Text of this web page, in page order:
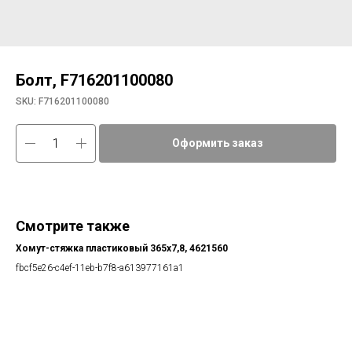
Болт, F716201100080
SKU: F716201100080
Оформить заказ
Смотрите также
Хомут-стяжка пластиковый 365х7,8, 4621560
fbcf5e26-c4ef-11eb-b7f8-a613977161a1